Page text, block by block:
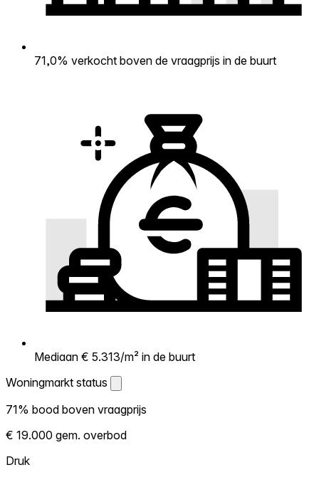
71,0% verkocht boven de vraagprijs in de buurt
Mediaan € 5.313/m² in de buurt
Woningmarkt status
Woningmarkt status
Laat zien hoe competitief de markt hier is.
Hoe meer woningen boven vraagprijs
verkopen, hoe heter. Heet? Verwacht
71% bood boven vraagprijs
€ 19.000 gem. overbod
Druk